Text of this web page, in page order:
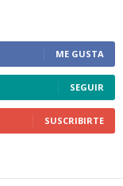
ME GUSTA
SEGUIR
SUSCRIBIRTE